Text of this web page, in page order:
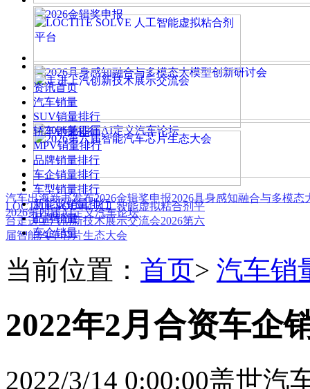
汽车出海新书发布2026金辑奖申报2026具身感知融合与多模态
2026第四届AI定义汽车论坛
LOCTITE SOLVE 人工智能虚拟粘合剂平
台走进上汽创新技术展示交流会2026第六
届智能汽车芯片生态大会
资讯首页
汽车销量
SUV销量排行
轿车销量排行
MPV销量排行
品牌销量排行
车企销量排行
车型销量排行
新能源销量排行
品牌销量
车企销量
当前位置： 首页> 汽车销
2022年2月合资车企
2022/3/14 0:00:00盖世汽